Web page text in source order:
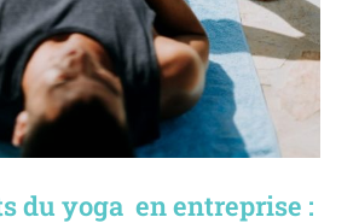
du yoga en entreprise :